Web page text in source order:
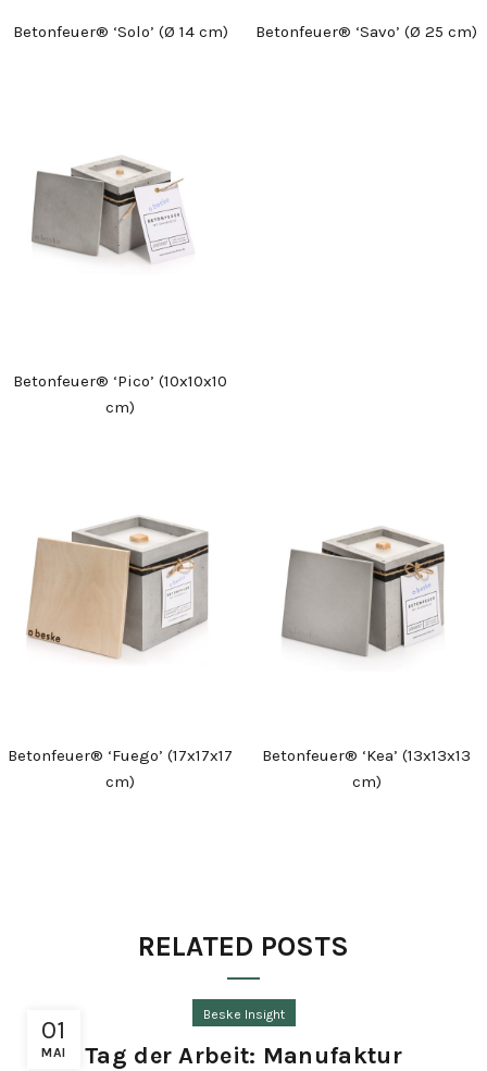
Betonfeuer® ‘Solo’ (Ø 14 cm) Betonfeuer® ‘Savo’ (Ø 25 cm)
Betonfeuer® ‘Pico’ (10x10x10
cm)
Betonfeuer® ‘Fuego’ (17x17x17
cm)
Betonfeuer® ‘Kea’ (13x13x13
cm)
RELATED POSTS
01
MAI
Beske Insight
Tag der Arbeit: Manufaktur